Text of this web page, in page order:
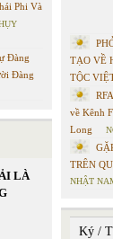
Phi Và
Đàng
Đàng
LÀ
TẠO VỀ
TỘC
về Kênh
Long
TRÊN
NHẬT
Ký /